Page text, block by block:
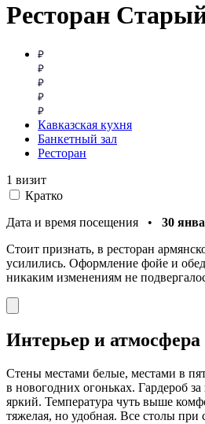
Ресторан
Кавказская кухня
Банкетный зал
Ресторан
1 визит
Кратко
Дата и время посещения • 30
Стоит признать, в ресторан
усилились. Оформление фойе и
никаким изменениям не
Интерьер и атмосфера
Стены местами белые, местами в
в новогодних огоньках. Гардероб
яркий. Температура чуть выше
тяжелая, но удобная. Все столы при